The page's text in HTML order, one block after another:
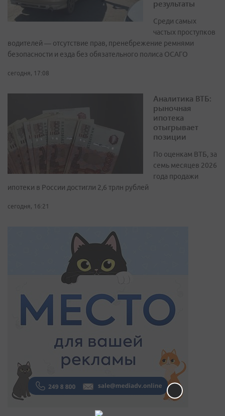
результаты
Среди самых
частых проступков
водителей — отсутствие прав, пренебрежение ремнями
безопасности и езда без обязательного полиса ОСАГО
сегодня, 17:08
Аналитика ВТБ:
рыночная
ипотека
отыгрывает
позиции
По оценкам ВТБ, за
семь месяцев 2026
года продажи
ипотеки в России достигли 2,6 трлн рублей
сегодня, 16:21